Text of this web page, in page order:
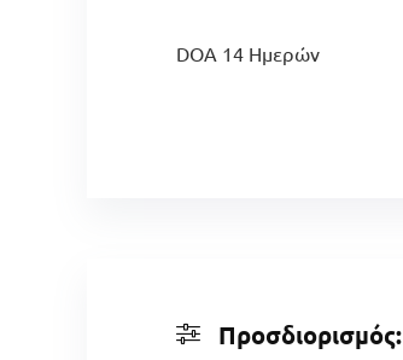
DOA 14 Ημερών
Προσδιορισμός: